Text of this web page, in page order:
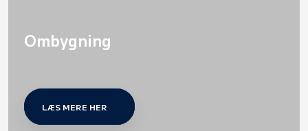
Ombygning
LÆS MERE HER